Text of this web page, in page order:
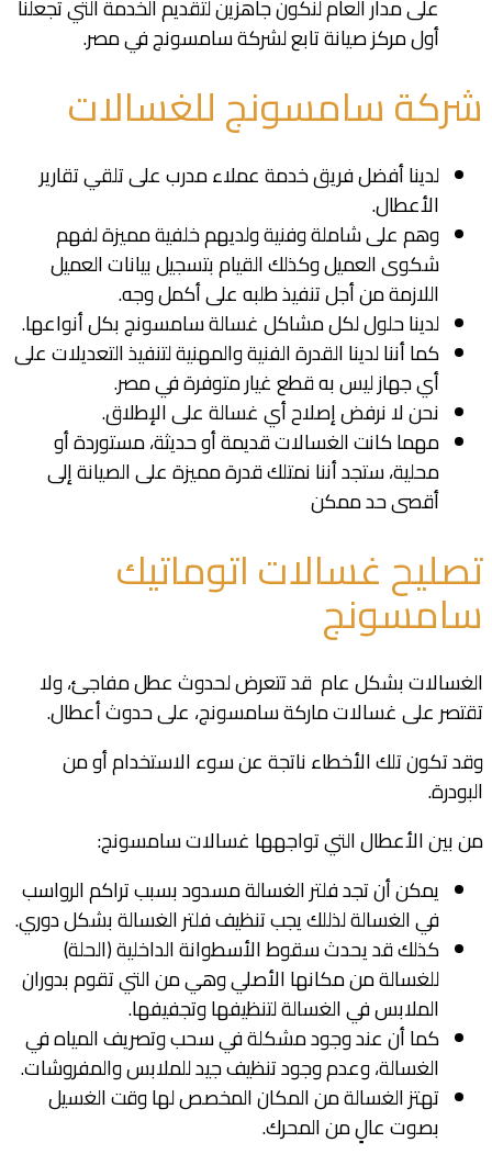
على مدار العام لنكون جاهزين لتقديم الخدمة التي تجعلنا
أول مركز صيانة تابع لشركة سامسونج في مصر.
شركة سامسونج للغسالات
لدينا أفضل فريق خدمة عملاء مدرب على تلقي تقارير
الأعطال.
وهم على شاملة وفنية ولديهم خلفية مميزة لفهم
شكوى العميل وكذلك القيام بتسجيل بيانات العميل
اللازمة من أجل تنفيذ طلبه على أكمل وجه.
لدينا حلول لكل مشاكل غسالة سامسونج بكل أنواعها.
كما أننا لدينا القدرة الفنية والمهنية لتنفيذ التعديلات على
أي جهاز ليس به قطع غيار متوفرة في مصر.
نحن لا نرفض إصلاح أي غسالة على الإطلاق.
مهما كانت الغسالات قديمة أو حديثة، مستوردة أو
محلية، ستجد أننا نمتلك قدرة مميزة على الصيانة إلى
أقصى حد ممكن
تصليح غسالات اتوماتيك
سامسونج
الغسالات بشكل عام قد تتعرض لحدوث عطل مفاجئ، ولا
تقتصر على غسالات ماركة سامسونج، على حدوث أعطال.
وقد تكون تلك الأخطاء ناتجة عن سوء الاستخدام أو من
البودرة.
من بين الأعطال التي تواجهها غسالات سامسونج:
يمكن أن تجد فلتر الغسالة مسدود بسبب تراكم الرواسب
في الغسالة لذللك يجب تنظيف فلتر الغسالة بشكل دوري.
كذلك قد يحدث سقوط الأسطوانة الداخلية (الحلة)
للغسالة من مكانها الأصلي وهي من التي تقوم بدوران
الملابس في الغسالة لتنظيفها وتجفيفها.
كما أن عند وجود مشكلة في سحب وتصريف المياه في
الغسالة، وعدم وجود تنظيف جيد للملابس والمفروشات.
تهتز الغسالة من المكان المخصص لها وقت الغسيل
بصوت عالٍ من المحرك.